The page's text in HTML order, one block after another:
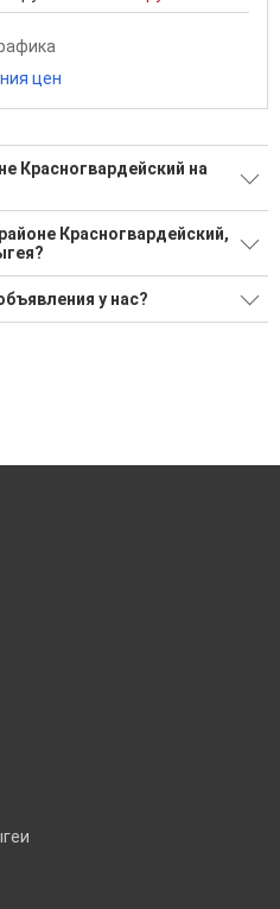
цен
Красногвардейский на
в районе
по новостройкам, для
Красногвардейский,
Р. Максимальная цена: 5 231
у нас?